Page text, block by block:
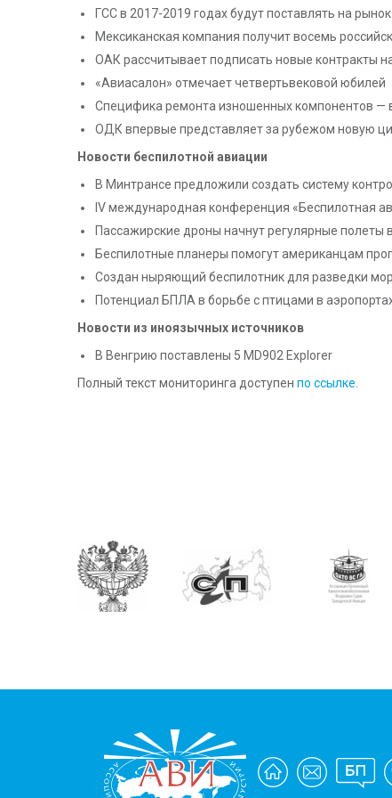
ГСС в 2017-2019 годах будут поставлять на
Мексиканская компания получит восемь
ОАК рассчитывает подписать новые контракты
«Авиасалон» отмечает четвертьвековой юбилей
Специфика ремонта изношенных компонентов —
ОДК впервые представляет за рубежом новую
Новости беспилотной авиации
В Минтрансе предложили создать систему
IV международная конференция «Беспилотная
Пассажирские дроны начнут регулярные полеты
Беспилотные планеры помогут американцам
Создан ныряющий беспилотник для разведки
Потенциал БПЛА в борьбе с птицами в
Новости из иноязычных источников
В Венгрию поставлены 5 MD902 Explorer
Полный текст мониторинга доступен по ссылке